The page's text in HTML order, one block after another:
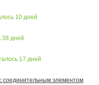
10 дней
38 дней
17 дней
элементом